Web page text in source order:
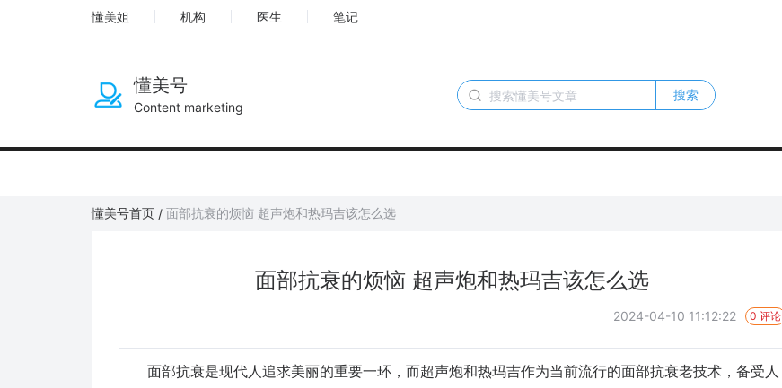
懂美姐 机构 医生 笔记
懂美号
Content marketing
搜索
懂美号首页 / 面部抗衰的烦恼 超声炮和热玛吉该怎么选
面部抗衰的烦恼 超声炮和热玛吉该怎么选
2024-04-10 11:12:22 0 评论
面部抗衰是现代人追求美丽的重要一环，而超声炮和热玛吉作为当前流行的面部抗衰老技术，备受人